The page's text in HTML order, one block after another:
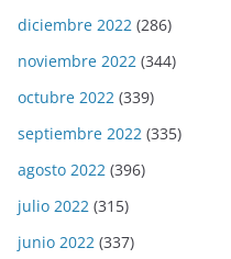
diciembre 2022 (286)
noviembre 2022 (344)
octubre 2022 (339)
septiembre 2022 (335)
agosto 2022 (396)
julio 2022 (315)
junio 2022 (337)